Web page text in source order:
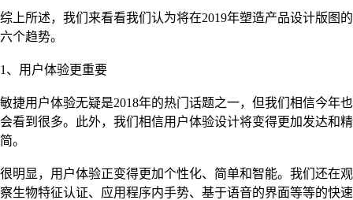
综上所述，我们来看看我们认为将在2019年塑造产品设计版图的
六个趋势。
1、用户体验更重要
敏捷用户体验无疑是2018年的热门话题之一，但我们相信今年也
会看到很多。此外，我们相信用户体验设计将变得更加发达和精
简。
很明显，用户体验正变得更加个性化、简单和智能。我们还在观
察生物特征认证、应用程序内手势、基于语音的界面等等的快速